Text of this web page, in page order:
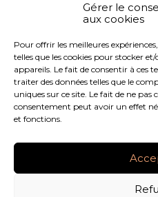
Gérer le
aux cookies
Pour offrir les meilleures
telles que les cookies pour stocker
appareils. Le fait de consentir à ces
traiter des données telles que le
uniques sur ce site. Le fait de ne pas
consentement peut avoir un effet
et fonctions.
FaceBook
TwitterLinkedIn
Footer
LE CABINET NOS